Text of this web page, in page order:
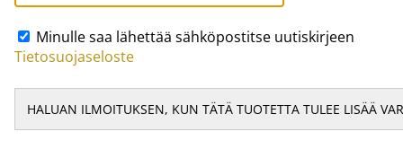
Minulle saa lähettää sähköpostitse uutiskirjeen
Tietosuojaseloste